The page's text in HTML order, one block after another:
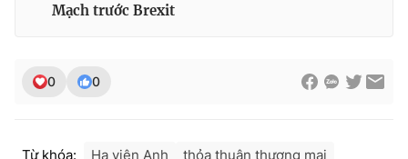
Mạch trước Brexit
0 0
Từ khóa: Hạ viện Anh thỏa thuận thương mại